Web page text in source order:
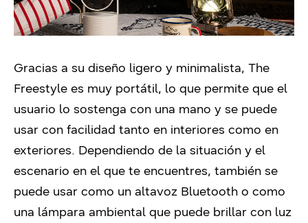
Gracias a su diseño ligero y minimalista, The
Freestyle es muy portátil, lo que permite que el
usuario lo sostenga con una mano y se puede
usar con facilidad tanto en interiores como en
exteriores. Dependiendo de la situación y el
escenario en el que te encuentres, también se
puede usar como un altavoz Bluetooth o como
una lámpara ambiental que puede brillar con luz